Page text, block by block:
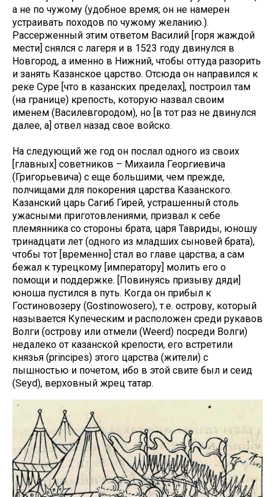
а не по чужому (удобное время; он не намерен
устраивать походов по чужому желанию.).
Рассерженный этим ответом Василий [горя жаждой
мести] снялся с лагеря и в 1523 году двинулся в
Новгород, а именно в Нижний, чтобы оттуда разорить
и занять Казанское царство. Отсюда он направился к
реке Суре [что в казанских пределах], построил там
(на границе) крепость, которую назвал своим
именем (Василевгородом), но [в тот раз не двинулся
далее, а] отвел назад свое войско.
На следующий же год он послал одного из своих
[главных] советников – Михаила Георгиевича
(Григорьевича) с еще большими, чем прежде,
полчищами для покорения царства Казанского.
Казанский царь Сагиб Гирей, устрашенный столь
ужасными приготовлениями, призвал к себе
племянника со стороны брата, царя Тавриды, юношу
тринадцати лет (одного из младших сыновей брата),
чтобы тот [временно] стал во главе царства, а сам
бежал к турецкому [императору] молить его о
помощи и поддержке. [Повинуясь призыву дяди]
юноша пустился в путь. Когда он прибыл к
Гостиновозеру (Gostinowosero), т.е. острову, который
называется Купеческим и расположен среди рукавов
Волги (острову или отмели (Weerd) посреди Волги)
недалеко от казанской крепости, его встретили
князья (principes) этого царства (жители) с
пышностью и почетом, ибо в этой свите был и сеид
(Seyd), верховный жрец татар.